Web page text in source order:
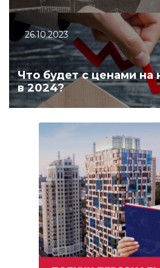
26.10.2023
Что будет с ценами на
в 2024?